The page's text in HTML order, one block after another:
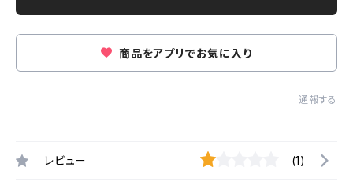
商品をアプリでお気に入り
通報する
レビュー (1)